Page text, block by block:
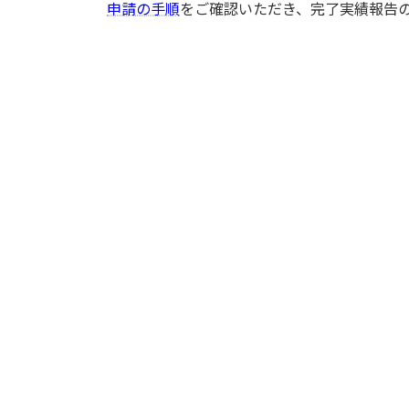
申請の手順をご確認いただき、完了実績報告